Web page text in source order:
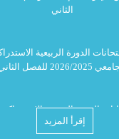
الثاني
الدورة الربيعية
2025 للفصل الثاني
الدورة الربيعية
الجامعي 2026/2025
إقرأ المزيد